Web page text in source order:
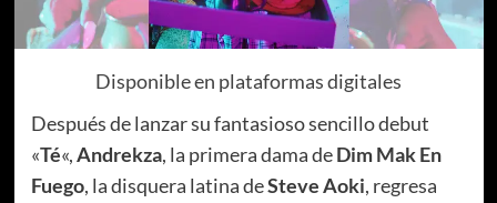
Disponible en plataformas digitales
Después de lanzar su fantasioso sencillo debut
«Té«,Andrekza, la primera dama deDim Mak En
Fuego, la disquera latina deSteve Aoki, regresa